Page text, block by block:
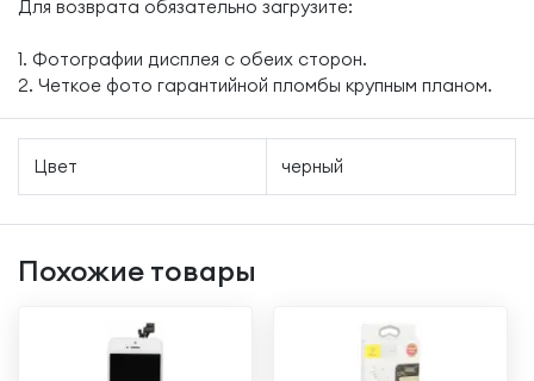
Для возврата обязательно загрузите:
1. Фотографии дисплея с обеих сторон.
2. Четкое фото гарантийной пломбы крупным планом.
Цвет черный
Похожие товары